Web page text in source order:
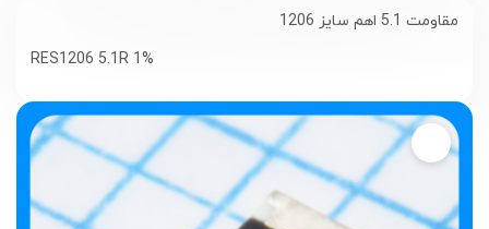
مقاومت 5.1 اهم سایز 1206
RES1206 5.1R 1%